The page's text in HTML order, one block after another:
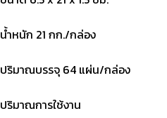
น้ำหนัก 21 กก./กล่อง
ปริมาณบรรจุ 64 แผ่น/กล่อง
ปริมาณการใช้งาน